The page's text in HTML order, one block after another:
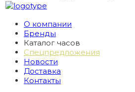
О компании
Бренды
Каталог часов
Спецпредложения
Новости
Доставка
Контакты